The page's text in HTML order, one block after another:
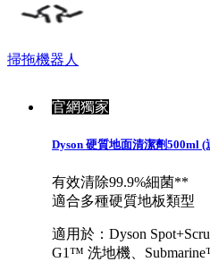
掃拖機器人
官網獨家
Dyson 硬質地面清潔劑500ml
有效清除99.9%細菌**
適合多種硬質地板類型
適用於：Dyson
G1™ 洗地機、